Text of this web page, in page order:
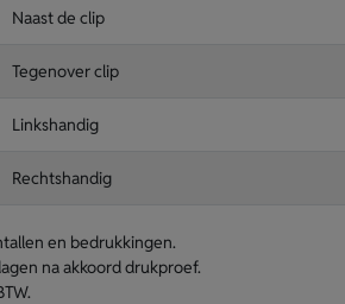
Naast de clip
Tegenover clip
Linkshandig
Rechtshandig
en bedrukkingen.
na akkoord drukproef.